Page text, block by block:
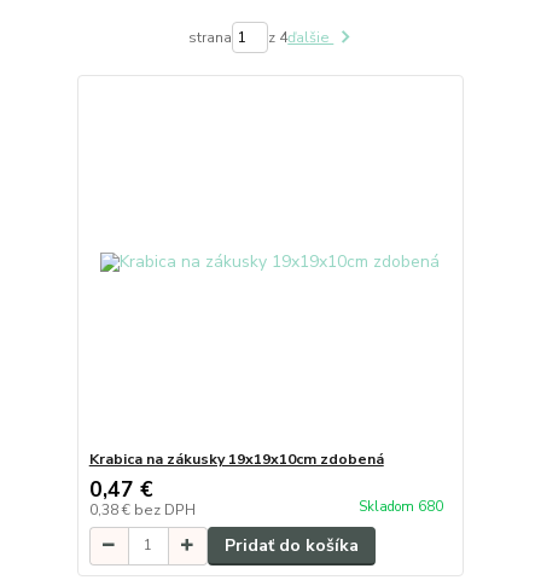
strana z 4ďalšie
Krabica na zákusky 19x19x10cm zdobená
0,47 €
0,38 € bez DPH Skladom 680
Pridať do košíka